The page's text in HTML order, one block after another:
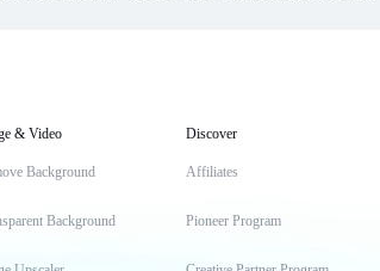
& Video
Background
Background
Discover
Affiliates
Pioneer Program